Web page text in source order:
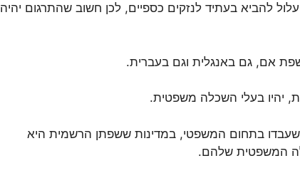
להביא בעתיד לנזקים כספיים, לכן חשוב שהתרגום יהיה
אם, גם באנגלית וגם בעברית.
יהיו בעלי השכלה משפטית.
שעבדו בתחום המשפטי, במדינות ששפתן הרשמית היא
המשפטית שלהם.